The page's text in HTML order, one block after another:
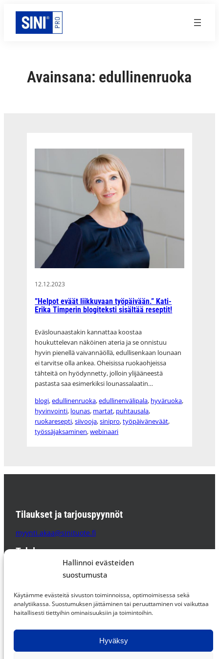
Hallinnoi evästeiden
suostumusta
Käytämme evästeitä sivuston toiminnoissa, optimoimisessa sekä
analytiikassa. Suostumuksen jättäminen tai peruuttaminen voi vaikuttaa
haitallisesti tiettyihin ominaisuuksiin ja toimintoihin.
Hyväksy
Siirry
sisältöön
Avainsana: edullinenruoka
12.12.2023
”Helpot eväät liikkuvaan työpäivään.” Kati-
Erika Timperin blogiteksti sisältää reseptit!
Eväslounaastakin kannattaa koostaa
houkuttelevan näköinen ateria ja se onnistuu
hyvin pienellä vaivannäöllä, edullisenkaan lounaan
ei tarvitse olla ankea. Oheisissa ruokaohjeissa
tähteitä on hyödynnetty, jolloin ylijääneestä
pastasta saa esimerkiksi lounassalaatin…
blogi, edullinenruoka, edullinenvälipala, hyväruoka
hyvinvointi, lounas, martat, puhtausala
ruokaresepti, siivooja, sinipro, työpäiväneväät
työssäjaksaminen, webinaari
Tilaukset ja tarjouspyynnöt
myynti.akaa@sinituote.fi
Tehdas
Pätsiniementie 65
37800 AKAA
PL 85 37801 AKAA
Supplier Code of Conduct »